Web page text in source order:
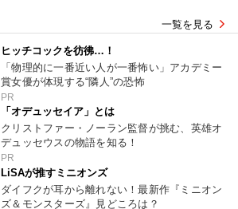
一覧を見る
ヒッチコックを彷彿…！
「物理的に一番近い人が一番怖い」アカデミー
賞女優が体現する“隣人”の恐怖
PR
「オデュッセイア」とは
クリストファー・ノーラン監督が挑む、英雄オ
デュッセウスの物語を知る！
PR
LiSAが推すミニオンズ
ダイフクが耳から離れない！最新作『ミニオン
ズ＆モンスターズ』見どころは？